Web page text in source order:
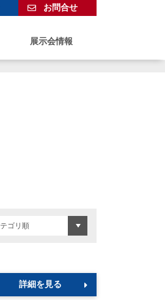
展示会情報
お問合せ
詳細を見る